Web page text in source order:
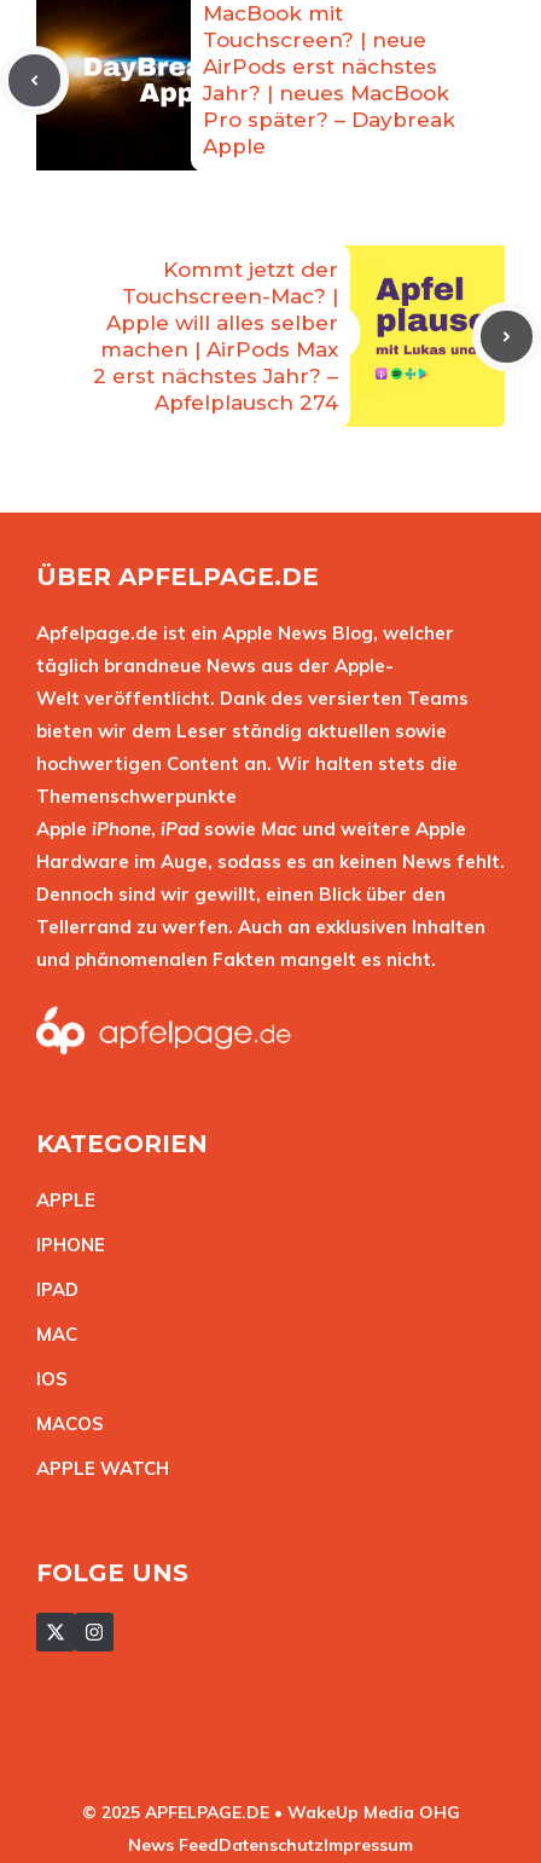
MacBook mit
Touchscreen? | neue
AirPods erst nächstes
Jahr? | neues MacBook
Pro später? – Daybreak
Apple
Kommt jetzt der
Touchscreen-Mac? |
Apple will alles selber
machen | AirPods Max
2 erst nächstes Jahr? –
Apfelplausch 274
ÜBER APFELPAGE.DE
Apfelpage.de ist ein Apple News Blog, welcher
täglich brandneue News aus der Apple-
Welt veröffentlicht. Dank des versierten Teams
bieten wir dem Leser ständig aktuellen sowie
hochwertigen Content an. Wir halten stets die
Themenschwerpunkte
Apple iPhone, iPad sowie Mac und weitere Apple
Hardware im Auge, sodass es an keinen News fehlt.
Dennoch sind wir gewillt, einen Blick über den
Tellerrand zu werfen. Auch an exklusiven Inhalten
und phänomenalen Fakten mangelt es nicht.
KATEGORIEN
APPLE
IPHONE
IPAD
MAC
IOS
MACOS
APPLE WATCH
FOLGE UNS
© 2025 APFELPAGE.DE • WakeUp Media OHG
News FeedDatenschutzImpressum